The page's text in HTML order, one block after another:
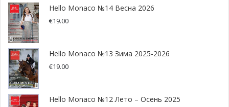
Hello Monaco №14 Весна 2026
€19.00
Hello Monaco №13 Зима 2025-2026
€19.00
Hello Monaco №12 Лето – Осень 2025